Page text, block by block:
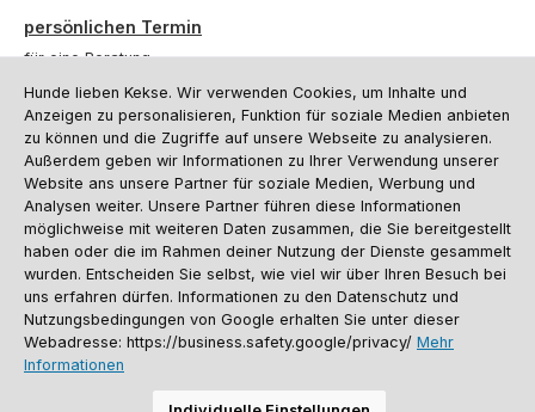
persönlichen Termin
für eine Beratung.
Oder über unserKontaktformular.
Vertrag widerrufen
Kundenservice
Informationen
Social Media und Kontakt
Versandinformationen
Batterieentsorgung
Warenrücksendung Sporthund Katalog
Hunde lieben Kekse. Wir verwenden Cookies, um Inhalte und
Anzeigen zu personalisieren, Funktion für soziale Medien anbieten
zu können und die Zugriffe auf unsere Webseite zu analysieren.
Außerdem geben wir Informationen zu Ihrer Verwendung unserer
Website ans unsere Partner für soziale Medien, Werbung und
Analysen weiter. Unsere Partner führen diese Informationen
möglichweise mit weiteren Daten zusammen, die Sie bereitgestellt
haben oder die im Rahmen deiner Nutzung der Dienste gesammelt
wurden. Entscheiden Sie selbst, wie viel wir über Ihren Besuch bei
uns erfahren dürfen. Informationen zu den Datenschutz und
Nutzungsbedingungen von Google erhalten Sie unter dieser
Webadresse: https://business.safety.google/privacy/ Mehr
Informationen